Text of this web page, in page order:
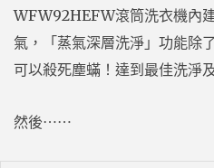
WFW92HEFW滾筒洗衣機內
氣，「蒸氣深層洗淨」功能除
可以殺死塵蟎！達到最佳洗淨
然後⋯⋯